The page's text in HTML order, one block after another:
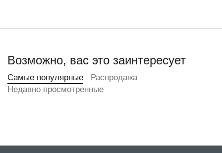
Возможно, вас это заинтересует
Самые популярные
Распродажа
Недавно просмотренные